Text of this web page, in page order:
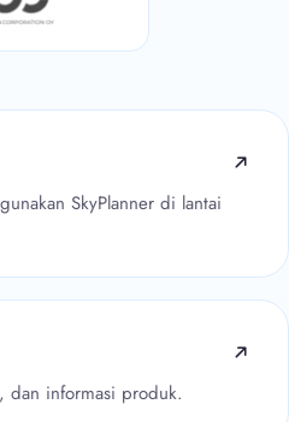
SkyPlanner di lantai
dan informasi produk.